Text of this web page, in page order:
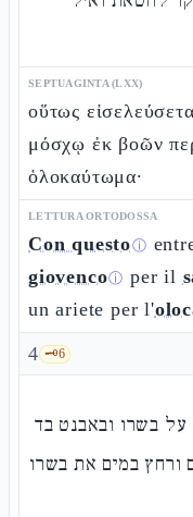
SEPTUAGINTA (LXX)
οὕτως
μόσχῳ ἐκ βοῶν
ὁλοκαύτωμα·
LETTURA ORTODOSSA
Con questoⓘ
giovencoⓘ per il
un ariete per l'
4 🗝️6
על בשרו ובאבנט בד
ורחץ במים את בשרו